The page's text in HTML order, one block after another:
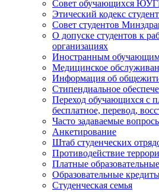
Совет обучающихся
Этический кодекс
Совет студентов
О допуске студентов к
организациях
Иностранным
Медицинское
Информация об
Стипендиальное
Переход обучающихся с
бесплатное, перевод,
Часто задаваемые
Анкетирование
Штаб студенческих
Противодействие
Платные
Образовательные
Студенческая семья